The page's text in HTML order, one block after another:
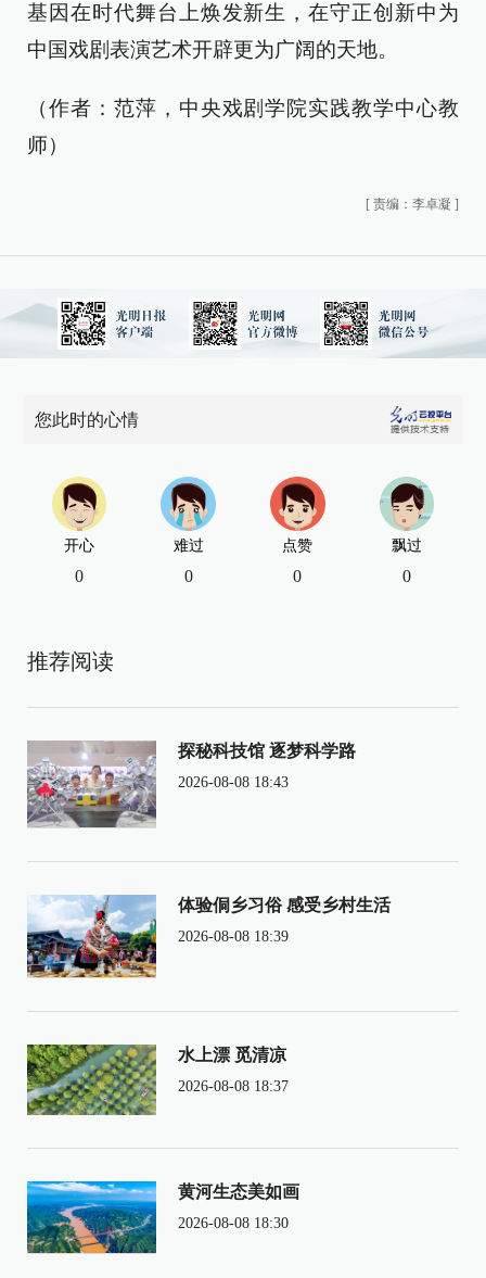
基因在时代舞台上焕发新生，在守正创新中为
中国戏剧表演艺术开辟更为广阔的天地。
（作者：范萍，中央戏剧学院实践教学中心教
师）
[ 责编：李卓凝 ]
您此时的心情
开心
0
难过
0
点赞
0
飘过
0
推荐阅读
探秘科技馆 逐梦科学路
2026-08-08 18:43
体验侗乡习俗 感受乡村生活
2026-08-08 18:39
水上漂 觅清凉
2026-08-08 18:37
黄河生态美如画
2026-08-08 18:30